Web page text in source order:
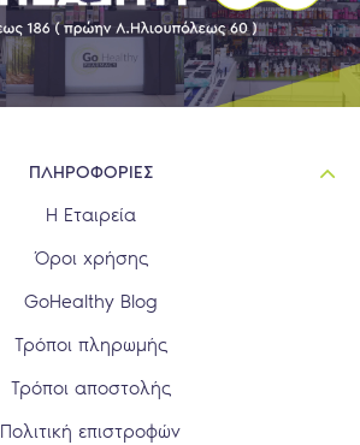
ΠΛΗΡΟΦΟΡΙΕΣ
Η Εταιρεία
Όροι χρήσης
GoHealthy Blog
Τρόποι πληρωμής
Τρόποι αποστολής
Πολιτική επιστροφών